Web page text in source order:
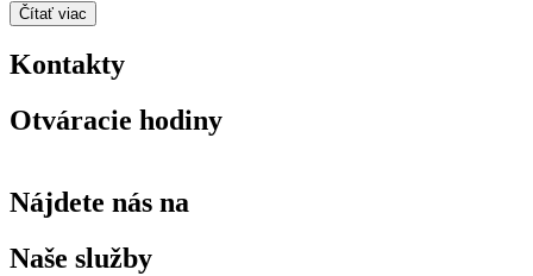
Čítať viac
Kontakty
Otváracie hodiny
Nájdete nás na
Naše služby